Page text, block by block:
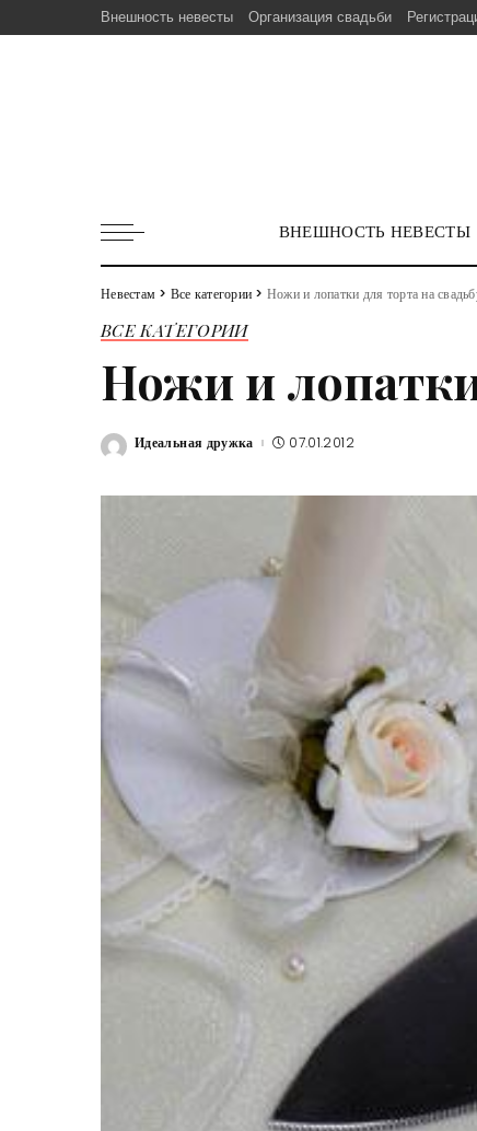
Внешность невесты Организация свадьби
ВНЕШНОСТЬ НЕВЕСТЫ
Невестам > Все категории > Ножи и лопатки для торта на
ВСЕ КАТЕГОРИИ
Ножи и лопатки
Posted
Идеальная дружка 07.01.2012